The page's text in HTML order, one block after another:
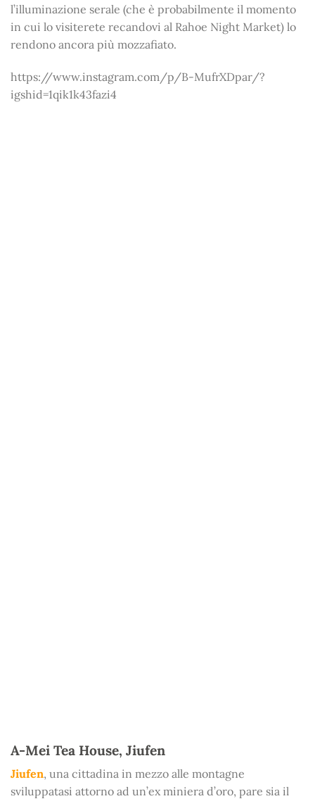
l’illuminazione serale (che è probabilmente il momento
in cui lo visiterete recandovi al Rahoe Night Market) lo
rendono ancora più mozzafiato.
https://www.instagram.com/p/B-MufrXDpar/?
igshid=1qik1k43fazi4
A-Mei Tea House, Jiufen
Jiufen, una cittadina in mezzo alle montagne
sviluppatasi attorno ad un’ex miniera d’oro, pare sia il